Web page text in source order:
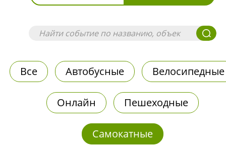
Все Автобусные Велосипедные
Онлайн Пешеходные
Самокатные